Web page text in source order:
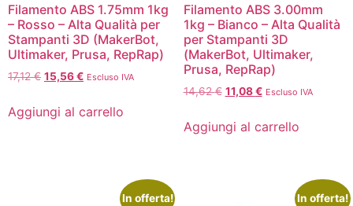
Filamento ABS 1.75mm 1kg
– Rosso – Alta Qualità per
Stampanti 3D (MakerBot,
Ultimaker, Prusa, RepRap)
17,12€ 15,56€ Escluso IVA
Aggiungi al carrello
Filamento ABS 3.00mm
1kg – Bianco – Alta Qualità
per Stampanti 3D
(MakerBot, Ultimaker,
Prusa, RepRap)
14,62€ 11,08€ Escluso IVA
Aggiungi al carrello
In offerta! In offerta!